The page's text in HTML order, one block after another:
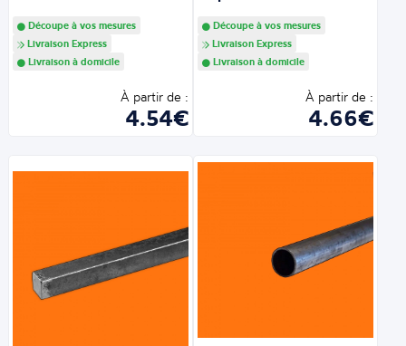
Découpe à vos mesures
Livraison Express
Livraison à domicile
À partir de :
4.54€
Découpe à vos mesures
Livraison Express
Livraison à domicile
À partir de :
4.66€